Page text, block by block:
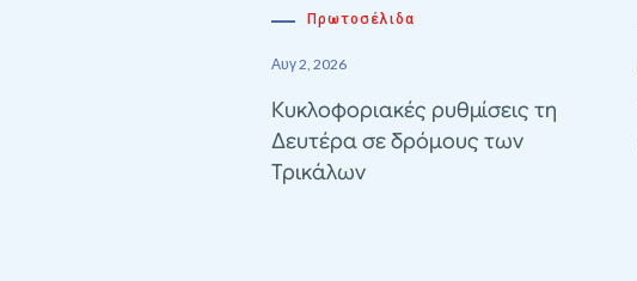
Πρωτοσέλιδα
Αυγ 2, 2026
Κυκλοφοριακές ρυθμίσεις τη
Δευτέρα σε δρόμους των
Τρικάλων